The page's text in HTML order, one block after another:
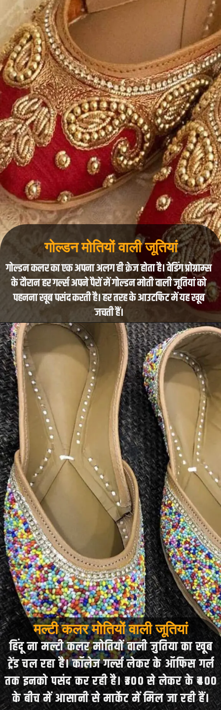
गोल्डन मोतियों वाली जूतियां
गोल्डन कलर का एक अपना अलग ही क्रेज होता है। वेडिंग प्रोग्राम्स
के दौरान हर गर्ल्स अपने पैरों में गोल्डन मोती वाली जूतियां को
पहनना खूब पसंद करती है। हर तरह के आउटफिट में यह खूब
जचती हैं।
मल्टी कलर मोतियों वाली जूतियां
हिंदू ना मल्टी कलर मोतियों वाली जुतिया का खूब
ट्रेंड चल रहा है। कॉलेज गर्ल्स लेकर के ऑफिस गर्ल
तक इनको पसंद कर रही है। ₹300 से लेकर के ₹400
के बीच में आसानी से मार्केट में मिल जा रही हैं।